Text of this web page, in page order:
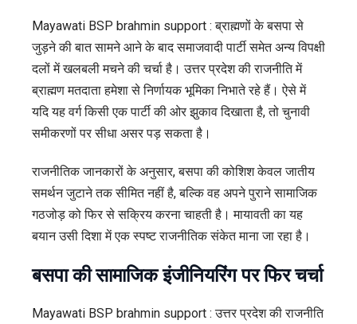
Mayawati BSP brahmin support : ब्राह्मणों के बसपा से
जुड़ने की बात सामने आने के बाद समाजवादी पार्टी समेत अन्य विपक्षी
दलों में खलबली मचने की चर्चा है। उत्तर प्रदेश की राजनीति में
ब्राह्मण मतदाता हमेशा से निर्णायक भूमिका निभाते रहे हैं। ऐसे में
यदि यह वर्ग किसी एक पार्टी की ओर झुकाव दिखाता है, तो चुनावी
समीकरणों पर सीधा असर पड़ सकता है।
राजनीतिक जानकारों के अनुसार, बसपा की कोशिश केवल जातीय
समर्थन जुटाने तक सीमित नहीं है, बल्कि वह अपने पुराने सामाजिक
गठजोड़ को फिर से सक्रिय करना चाहती है। मायावती का यह
बयान उसी दिशा में एक स्पष्ट राजनीतिक संकेत माना जा रहा है।
बसपा की सामाजिक इंजीनियरिंग पर फिर चर्चा
Mayawati BSP brahmin support : उत्तर प्रदेश की राजनीति